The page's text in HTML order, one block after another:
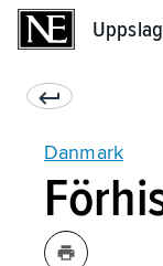
Danmark